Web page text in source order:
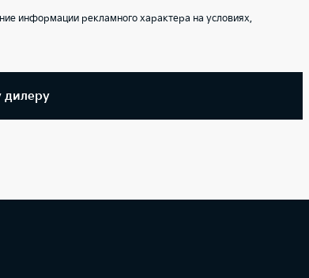
информации рекламного характера на условиях,
дилеру